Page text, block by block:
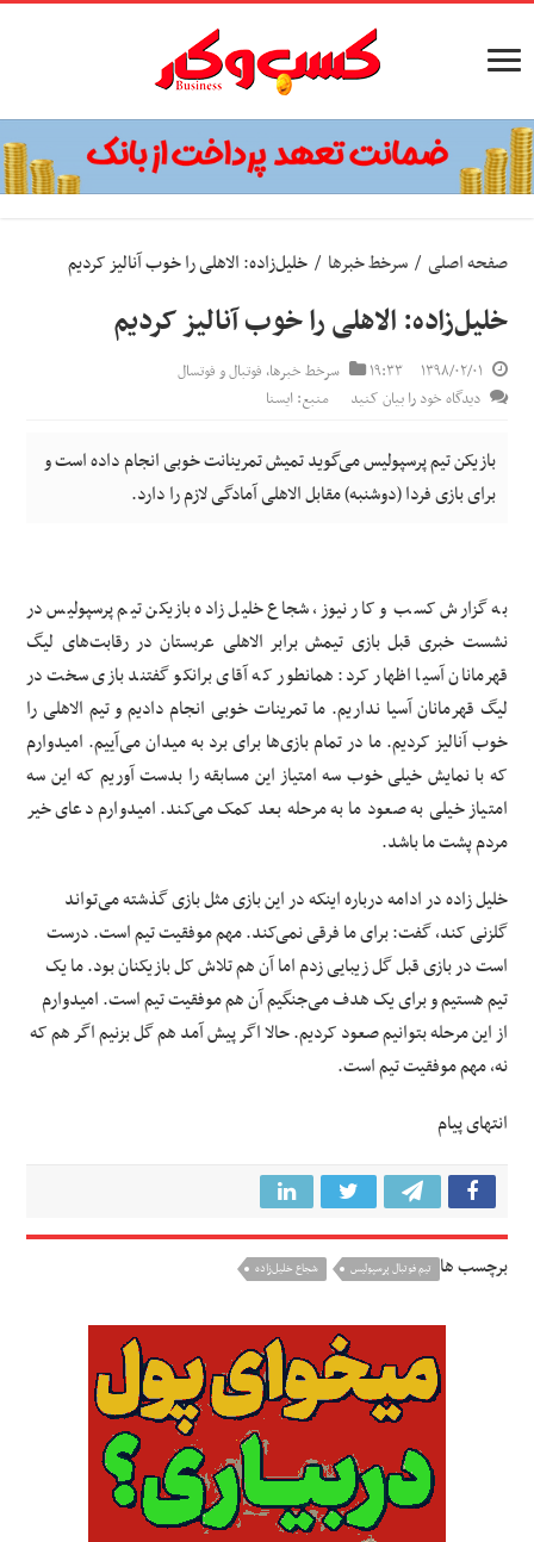
صفحه اصلی / سرخط خبرها / خلیل‌زاده: الاهلی را خوب آنالیز کردیم
خلیل‌زاده: الاهلی را خوب آنالیز کردیم
۱۳۹۸/۰۲/۰۱ ۱۹:۳۳ سرخط خبرها, فوتبال و فوتسال
دیدگاه خود را بیان کنید
منبع: ایسنا
بازیکن تیم پرسپولیس می‌گوید تمیش تمرینانت خوبی انجام داده است و
برای بازی فردا (دوشنبه) مقابل الاهلی آمادگی لازم را دارد.
به گزارش کسب و کار نیوز، شجاع خلیل زاده بازیکن تیم پرسپولیس در
نشست خبری قبل بازی تیمش برابر الاهلی عربستان در رقابت‌های لیگ
قهرمانان آسیا اظهار کرد: همانطور که آقای برانکو گفتند بازی سخت در
لیگ قهرمانان آسیا نداریم. ما تمرینات خوبی انجام دادیم و تیم الاهلی را
خوب آنالیز کردیم. ما در تمام بازی‌ها برای برد به میدان می‌آییم. امیدوارم
که با نمایش خیلی خوب سه امتیاز این مسابقه را بدستآوریم که این سه
امتیاز خیلی به صعود ما به مرحله بعد کمک می‌کند. امیدوارم دعای خیر
مردم پشت ما باشد.
خلیل زاده در ادامه درباره اینکه در این بازی مثل بازی گذشته می‌تواند
گلزنی کند، گفت: برای ما فرقی نمی‌کند. مهم موفقیت تیم است. درست
است در بازی قبل گل زیبایی زدم اما آن هم تلاش کل بازیکنان بود. ما یک
تیم هستیم و برای یک هدف می‌جنگیم آن هم موفقیت تیم است. امیدوارم
از این مرحله بتوانیم صعود کردیم. حالا اگر پیش آمد هم گل بزنیم اگر هم که
نه، مهم موفقیت تیم است.
انتهای پیام
برچسب ها تيم فوتبال پرسپوليس شجاع خلیل‌زاده